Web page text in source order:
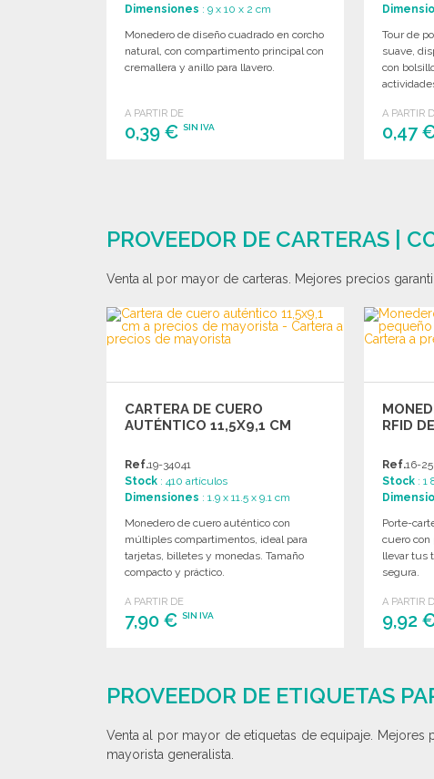
Dimensiones : 9 x 10 x 2 cm
Monedero de diseño cuadrado en corcho
natural, con compartimento principal con
cremallera y anillo para llavero.
A PARTIR DE
0,39 € SIN IVA
Tour de
suave,
con
A PARTIR
0,47
PROVEEDOR DE CARTERAS |
Venta al por mayor de carteras. Mejores precios
CARTERA DE CUERO
AUTÉNTICO 11,5X9,1 CM
Ref.19-34041
Stock : 410 artículos
Dimensiones : 1.9 x 11.5 x 9.1 cm
Monedero de cuero auténtico con
múltiples compartimentos, ideal para
tarjetas, billetes y monedas. Tamaño
compacto y práctico.
A PARTIR DE
7,90 € SIN IVA
Solicitar un presupuesto
RFID
Ref.16-
Stock : 1
Porte-
cuero con
llevar tus
segura.
A PARTIR
9,92
PROVEEDOR DE ETIQUETAS
Venta al por mayor de etiquetas de equipaje. Mejores
mayorista generalista.